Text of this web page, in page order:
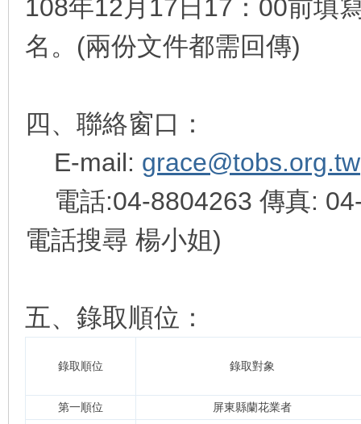
108年12月17日17：00前填
名。(兩份文件都需回傳)
四、聯絡窗口：
E-mail: grace@tobs.org.tw
電話:04-8804263 傳真:
電話搜尋 楊小姐)
五、錄取順位：
錄取順位 錄取對象
第一順位 屏東縣蘭花業者